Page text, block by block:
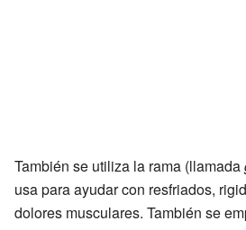
También se utiliza la rama (llamada
usa para ayudar con resfriados,
dolores musculares. También se